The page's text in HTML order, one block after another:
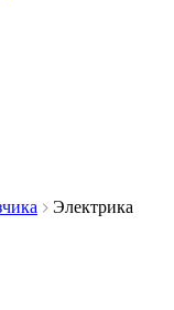
Электрика